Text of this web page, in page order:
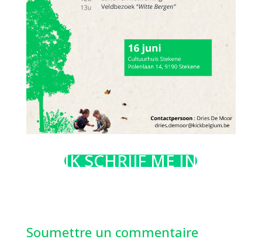
IK SCHRIJF ME IN
Soumettre un commentaire